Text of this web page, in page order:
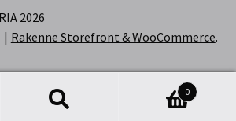
2026
Rakenne Storefront & WooCommerce.
0